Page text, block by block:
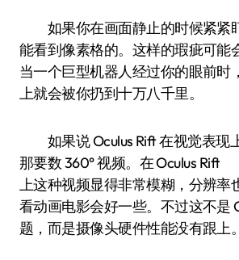
如果你在画面静止的时候紧紧
能看到像素格的。这样的瑕疵可能
当一个巨型机器人经过你的眼前时
上就会被你扔到十万八千里。
如果说 Oculus Rift 在视觉表现
那要数 360° 视频。在 Oculus Rift
上这种视频显得非常模糊，分辨率
看动画电影会好一些。不过这不是
题，而是摄像头硬件性能没有跟上。